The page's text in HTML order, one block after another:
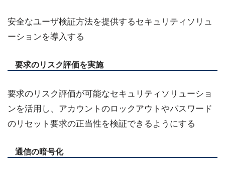
安全なユーザ検証方法を提供するセキュリティソリュ
ーションを導入する
要求のリスク評価を実施
要求のリスク評価が可能なセキュリティソリューショ
ンを活用し、アカウントのロックアウトやパスワード
のリセット要求の正当性を検証できるようにする
通信の暗号化